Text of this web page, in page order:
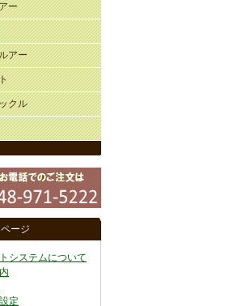
ー
アー
クル
ージ
システムについて
定